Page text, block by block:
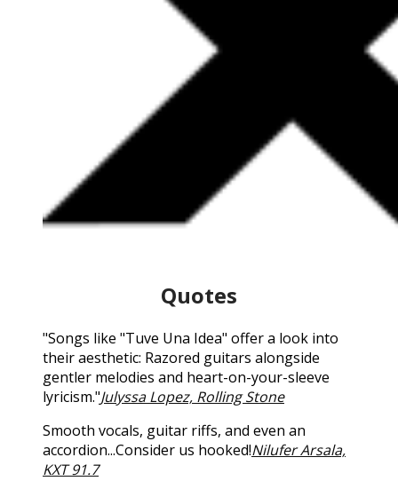
Quotes
"Songs like "Tuve Una Idea" offer a look into
their aesthetic: Razored guitars alongside
gentler melodies and heart-on-your-sleeve
lyricism."Julyssa Lopez, Rolling Stone
Smooth vocals, guitar riffs, and even an
accordion...Consider us hooked!Nilufer Arsala,
KXT 91.7